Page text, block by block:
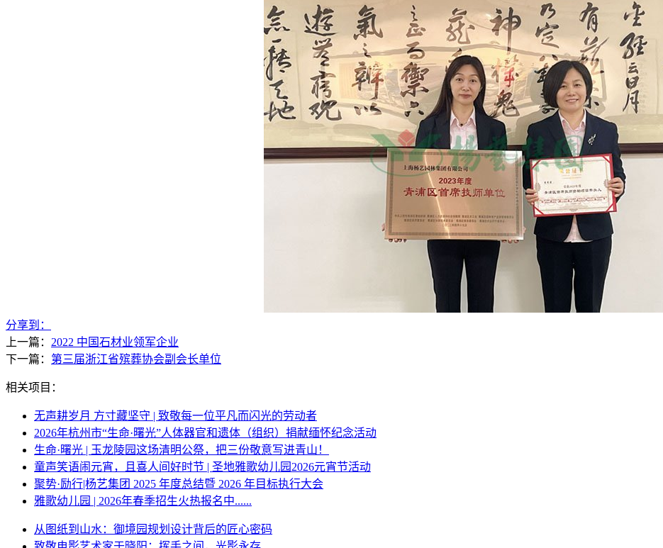
分享到：
上一篇： 2022 中国石材业领军企业
下一篇： 第三届浙江省殡葬协会副会长单位
相关项目：
无声耕岁月 方寸藏坚守 | 致敬每一位平凡而闪光的劳动者
2026年杭州市“生命·曙光”人体器官和遗体（组织）捐献缅怀纪念活动
生命·曙光 | 玉龙陵园这场清明公祭，把三份敬意写进青山！
童声笑语闹元宵，且喜人间好时节 | 圣地雅歌幼儿园2026元宵节活动
聚势·励行|杨艺集团 2025 年度总结暨 2026 年目标执行大会
雅歌幼儿园 | 2026年春季招生火热报名中......
从图纸到山水：御境园规划设计背后的匠心密码